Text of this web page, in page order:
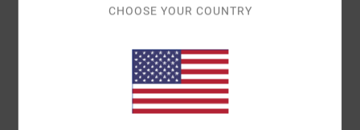
3.0/5
CHOOSE YOUR COUNTRY